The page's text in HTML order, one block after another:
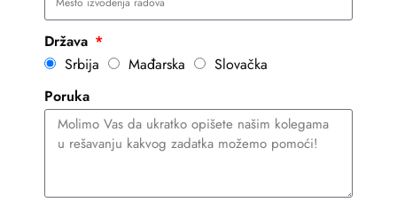
Država
Srbija
Mađarska
Slovačka
Poruka